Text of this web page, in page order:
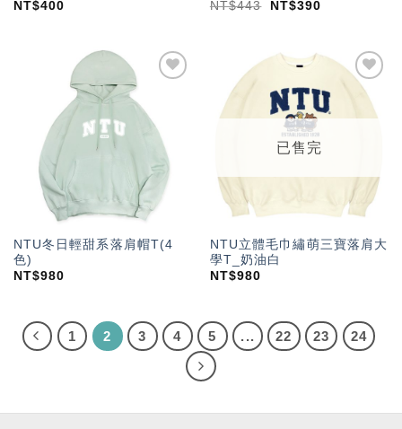
NT$400
NT$443 NT$390
NTU冬日輕甜系落肩帽T(4
色)
NT$980
加入
「願
望輕
已售完
NTU立體毛巾繡萌三寶落肩大
學T_奶油白
NT$980
1 2 3 4 5 ... 22 23 24